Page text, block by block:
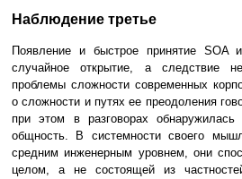
Наблюдение третье
Появление и быстрое принятие
случайное открытие, а следствие
проблемы сложности современных
о сложности и путях ее преодоления
при этом в разговорах
общность. В системности своего
средним инженерным уровнем, они
целом, а не состоящей из